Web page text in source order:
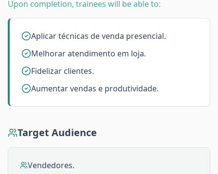
Upon completion, trainees will be able to:
Aplicar técnicas de venda presencial.
Melhorar atendimento em loja.
Fidelizar clientes.
Aumentar vendas e produtividade.
Target Audience
Vendedores.